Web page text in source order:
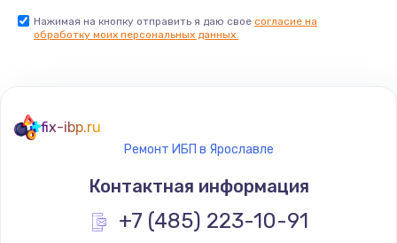
Нажимая на кнопку отправить я даю свое согласие на
обработку моих персональных данных.
fix-ibp.ru
Ремонт ИБП в Ярославле
Контактная информация
+7 (485) 223-10-91